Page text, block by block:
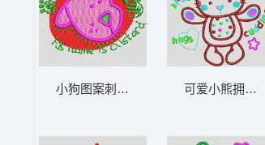
小狗图案刺绣设计 熊_卡通贴布
可爱小熊拥抱